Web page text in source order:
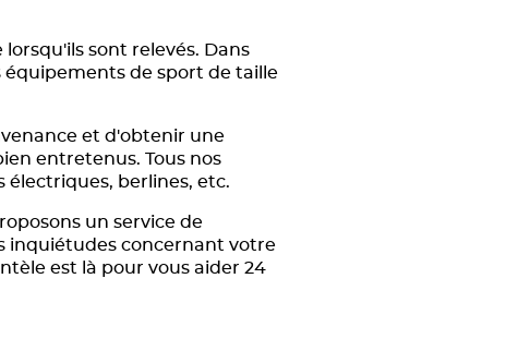
sont relevés. Dans
équipements de sport de taille
et d'obtenir une
entretenus. Tous nos
électriques, berlines, etc.
un service de
inquiétudes concernant votre
est là pour vous aider 24